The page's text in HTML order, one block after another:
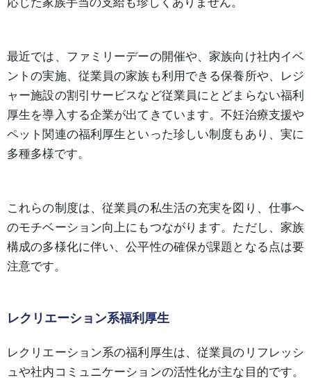
最近では、ファミリーデーの開催や、家族向け社内イベ
ントの実施、従業員の家族も利用できる保養所や、レジ
ャー施設の割引サービスなど従業員にとどまらない福利
厚生を導入する企業が出てきています。不妊治療支援や
ペット関連の福利厚生といった珍しい制度もあり、実に
多種多様です。
これらの制度は、従業員の私生活の充実を図り、仕事へ
のモチベーション向上にもつながります。ただし、家族
構成の多様化に伴い、公平性の確保が課題となる点は要
注意です。
レクリエーション系福利厚生
レクリエーション系の福利厚生は、従業員のリフレッシ
ュや社内コミュニケーションの活性化が主な目的です。